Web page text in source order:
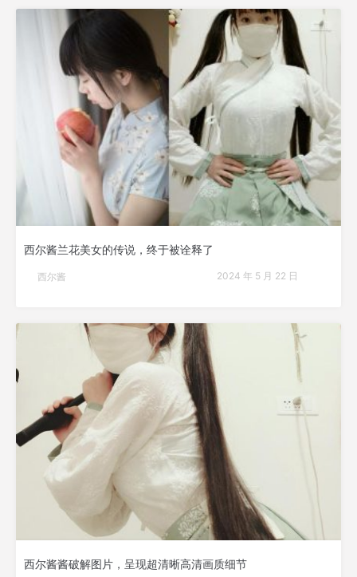
西尔酱兰花美女的传说，终于被诠释了
西尔酱 2024 年 5 月 22 日
西尔酱酱破解图片，呈现超清晰高清画质细节